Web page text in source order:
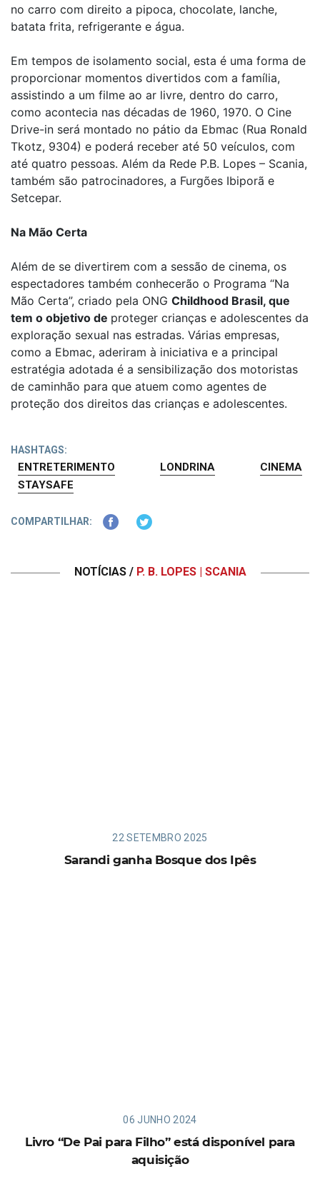
no carro com direito a pipoca, chocolate, lanche,
batata frita, refrigerante e água.
Em tempos de isolamento social, esta é uma forma de
proporcionar momentos divertidos com a família,
assistindo a um filme ao ar livre, dentro do carro,
como acontecia nas décadas de 1960, 1970. O Cine
Drive-in será montado no pátio da Ebmac (Rua Ronald
Tkotz, 9304) e poderá receber até 50 veículos, com
até quatro pessoas. Além da Rede P.B. Lopes – Scania,
também são patrocinadores, a Furgões Ibiporã e
Setcepar.
Na Mão Certa
Além de se divertirem com a sessão de cinema, os
espectadores também conhecerão o Programa “Na
Mão Certa”, criado pela ONG Childhood Brasil, que
tem o objetivo de proteger crianças e adolescentes da
exploração sexual nas estradas. Várias empresas,
como a Ebmac, aderiram à iniciativa e a principal
estratégia adotada é a sensibilização dos motoristas
de caminhão para que atuem como agentes de
proteção dos direitos das crianças e adolescentes.
HASHTAGS:
ENTRETERIMENTO LONDRINA
CINEMA
STAYSAFE
COMPARTILHAR:
NOTÍCIAS / P. B. LOPES | SCANIA
22 SETEMBRO 2025
Sarandi ganha Bosque dos Ipês
06 JUNHO 2024
Livro “De Pai para Filho” está disponível para
aquisição